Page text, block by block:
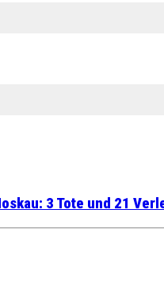
3 Tote und 21